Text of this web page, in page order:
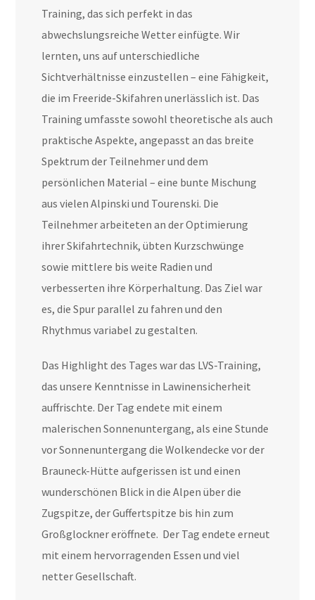
Training, das sich perfekt in das
abwechslungsreiche Wetter einfügte. Wir
lernten, uns auf unterschiedliche
Sichtverhältnisse einzustellen – eine Fähigkeit,
die im Freeride-Skifahren unerlässlich ist. Das
Training umfasste sowohl theoretische als auch
praktische Aspekte, angepasst an das breite
Spektrum der Teilnehmer und dem
persönlichen Material – eine bunte Mischung
aus vielen Alpinski und Tourenski. Die
Teilnehmer arbeiteten an der Optimierung
ihrer Skifahrtechnik, übten Kurzschwünge
sowie mittlere bis weite Radien und
verbesserten ihre Körperhaltung. Das Ziel war
es, die Spur parallel zu fahren und den
Rhythmus variabel zu gestalten.
Das Highlight des Tages war das LVS-Training,
das unsere Kenntnisse in Lawinensicherheit
auffrischte. Der Tag endete mit einem
malerischen Sonnenuntergang, als eine Stunde
vor Sonnenuntergang die Wolkendecke vor der
Brauneck-Hütte aufgerissen ist und einen
wunderschönen Blick in die Alpen über die
Zugspitze, der Guffertspitze bis hin zum
Großglockner eröffnete. Der Tag endete erneut
mit einem hervorragenden Essen und viel
netter Gesellschaft.